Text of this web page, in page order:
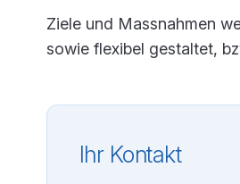
Ziele und Massnahmen
sowie flexibel gestaltet,
Ihr Kontakt